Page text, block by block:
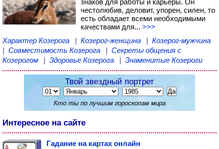
честолюбив, деловит, упорен, силен, то
есть обладает всеми необходимыми
качествами для... >>>
Характер Козерога
| Козерог-женщина | Козерог-мужчина
| Совместимость Козерога | Секреты общения с
Козерогом
| Здоровье Козерога | Знаменитые Козероги
Твой звездный портрет
Кто ты по лучшим гороскопам мира
Интересное на сайте
Гадание на картах онлайн